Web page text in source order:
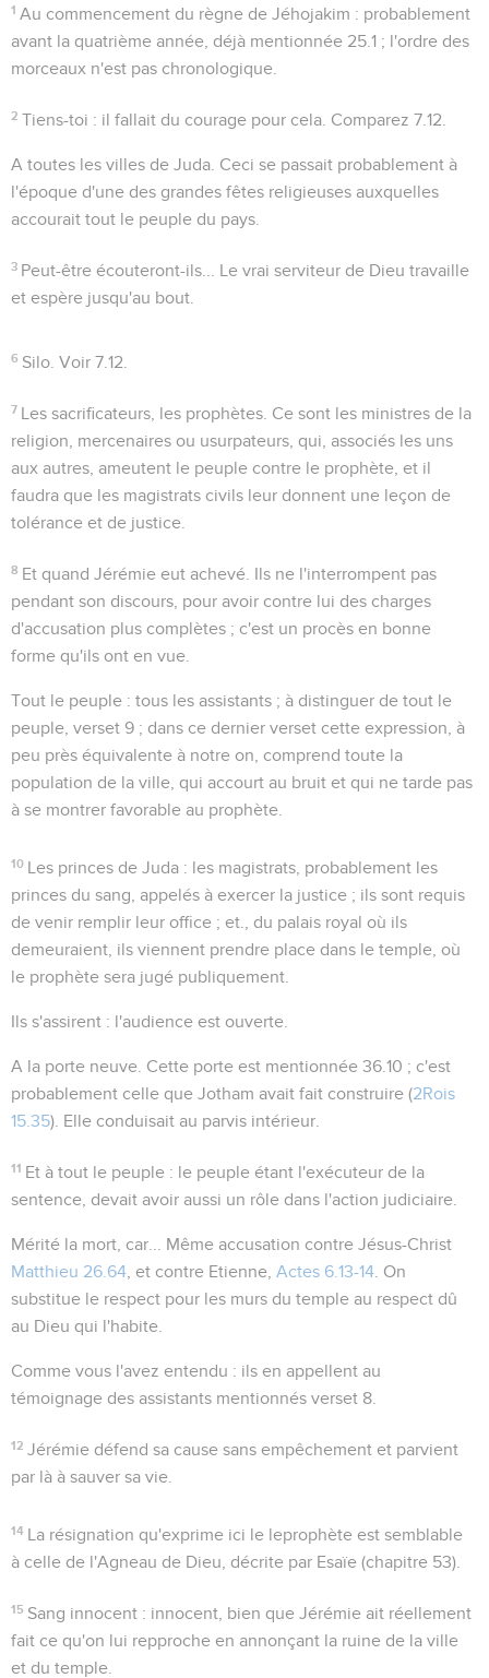
1 Au commencement du règne de Jéhojakim : probablement
avant la quatrième année, déjà mentionnée 25.1 ; l'ordre des
morceaux n'est pas chronologique.
2 Tiens-toi : il fallait du courage pour cela. Comparez7.12
A toutes les villes de Juda . Ceci se passait probablement à
l'époque d'une des grandes fêtes religieuses auxquelles
accourait tout le peuple du pays.
3 Peut-être écouteront-ils...
Le vrai serviteur de Dieu travaille
et espère jusqu'au bout.
6 Silo . Voir7.12
7 Les sacrificateurs, les prophètes . Ce sont les ministres de la
religion, mercenaires ou usurpateurs, qui, associés les uns
aux autres, ameutent le peuple contre le prophète, et il
faudra que les magistrats civils leur donnent une leçon de
tolérance et de justice.
8 Et quand Jérémie eut achevé . Ils ne l'interrompent pas
pendant son discours, pour avoir contre lui des charges
d'accusation plus complètes ; c'est un procès en bonne
forme qu'ils ont en vue.
Tout le peuple : tous les assistants ; à distinguer de tout le
peuple , verset 9 ; dans ce dernier verset cette expression, à
peu près équivalente à notre on , comprend toute la
population de la ville, qui accourt au bruit et qui ne tarde pas
à se montrer favorable au prophète.
10 Les princes de Juda : les magistrats, probablement les
princes du sang, appelés à exercer la justice ; ils sont requis
de venir remplir leur office ; et., du palais royal où ils
demeuraient, ils viennent prendre place dans le temple, où
le prophète sera jugé publiquement.
Ils s'assirent : l'audience est ouverte.
A la porte neuve . Cette porte est mentionnée 36.10 ; c'est
probablement celle que Jotham avait fait construire (2Rois
15.35). Elle conduisait au parvis intérieur.
11 Et à tout le peuple : le peuple étant l'exécuteur de la
sentence, devait avoir aussi un rôle dans l'action judiciaire.
Mérité la mort, car...
Même accusation contre Jésus-Christ
Matthieu 26.64 , et contre Etienne, Actes 6.13-14 . On
substitue le respect pour les murs du temple au respect dû
au Dieu qui l'habite.
Comme vous l'avez entendu : ils en appellent au
témoignage des assistants mentionnés verset 8.
12 Jérémie défend sa cause sans empêchement et parvient
par là à sauver sa vie.
14 La résignation qu'exprime ici le leprophète est semblable
à celle de l'Agneau de Dieu, décrite par Esaïe (chapitre 53).
15 Sang innocent : innocent, bien que Jérémie ait réellement
fait ce qu'on lui repproche en annonçant la ruine de la ville
et du temple.